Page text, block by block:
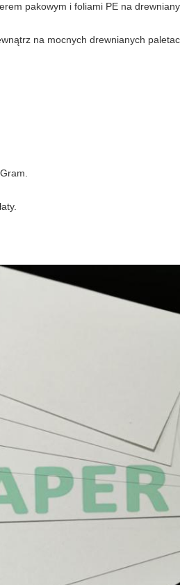
pakowym i foliami PE na
na mocnych drewnianych